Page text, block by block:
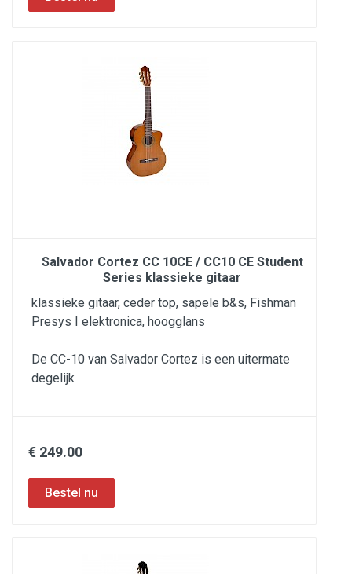
Salvador Cortez CC 10CE / CC10 CE Student
Series klassieke gitaar
klassieke gitaar, ceder top, sapele b&s, Fishman
Presys I elektronica, hoogglans
De CC-10 van Salvador Cortez is een uitermate
degelijk
€ 249.00